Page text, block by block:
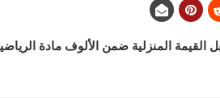
القيمة المنزلية ضمن الألوف مادة